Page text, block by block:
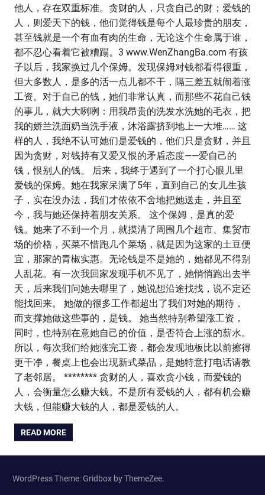
他人，存在双重标准。贪财的人，只贪自己的财；爱钱的
人，则爱天下的钱，他们觉得钱是每个人最珍贵的朋友，
甚至钱就是一个有血有肉的生命，无论这个生命属于谁，
都不忍心看着它被糟蹋。3 www.WenZhangBa.com 有孩
子以后，我家换过几个保姆。发现保姆对钱都看得很重，
但大多数人，是多的活一点儿都不干，隔三差五就闹着涨
工资。对于自己的钱，她们非常认真，而那些不花自己钱
的事儿，就大大咧咧：用我昂贵的洗发水洗她的毛衣，把
我的娇兰洗面奶当洗手液，沐浴露挤到地上一大堆…… 这
样的人，我绝不认可她们是爱钱的，他们只是贪财，并且
因为贪财，对钱持有又爱又恨的矛盾态度——爱自己的
钱，恨别人的钱。 后来，我终于遇到了一个打心眼儿里
爱钱的保姆。她在我家呆满了5年，直到自己的女儿生孩
子，实在没办法，我们才依依不舍地把她送走，并且至
今，我与她还保持着朋友关系。 这个保姆，是真的爱
钱。她来了不到一个月，就摸清了周围几个超市、集贸市
场的价格，买菜不惜跑几个菜场，就是因为这家的土豆便
宜，那家的青椒实惠。无论钱是不是她的，她都见不得别
人乱花。有一次我回家发现手机不见了，她悄悄跑出去半
天，后来我们问她去哪里了，她说想沿途找找，说不定还
能找回来。 她做的很多工作都超出了我们对她的期待，
而支撑她做这些事的，是钱。 她当然特别希望涨工资，
同时，也特别在意她自己的价值，是否符合上涨的薪水。
所以，每次我们给她涨完工资，都会发现地板比以前擦得
更干净，餐桌上也会出现新式菜品，是她特意打电话请教
了老邻居。 ******** 贪财的人，喜欢贪小钱，而爱钱的
人，会衡量怎么赚大钱。不是所有爱钱的人，都有机会赚
大钱，但能赚大钱的人，都是爱钱的人。
READ MORE
WordPress Theme: Gridbox by ThemeZee.